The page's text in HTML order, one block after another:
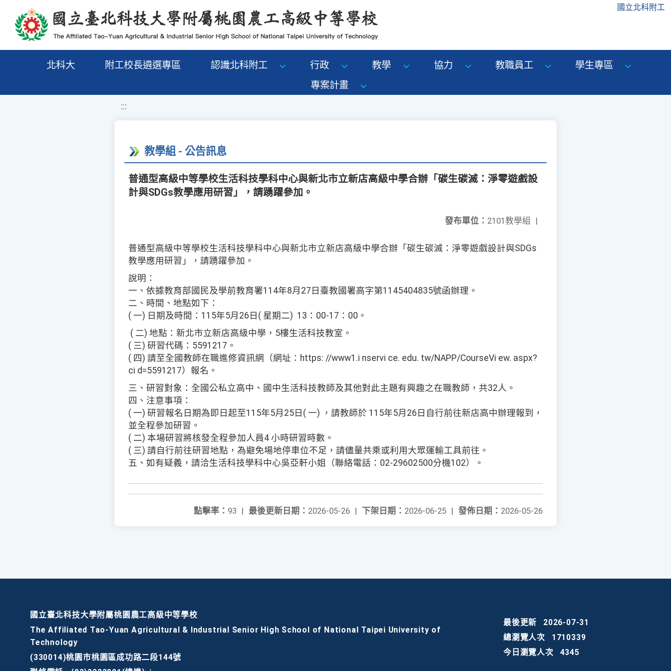
移至網頁之主要內容區位置 國立北科附工
北科大 附工校長遴選專區 認識北科附工 行政 教學 協力 教職員工
學生專區
專案計畫
:::
教學組 - 公告訊息
普通型高級中等學校生活科技學科中心與新北市立新店高級中學合辦「碳生碳滅：淨零遊戲設
計與SDGs教學應用研習」，請踴躍參加。
發布單位： 2101教學組 |
普通型高級中等學校生活科技學科中心與新北市立新店高級中學合辦「碳生碳滅：淨零遊戲設計與SDGs
教學應用研習」，請踴躍參加。
說明：
一、依據教育部國民及學前教育署114年8月27日臺教國署高字第1145404835號函辦理。
二、時間、地點如下：
( 一) 日期及時間：115年5月26日( 星期二) 13：00-17：00。
( 二) 地點：新北市立新店高級中學，5樓生活科技教室。
( 三) 研習代碼：5591217。
( 四) 請至全國教師在職進修資訊網（網址：https: //www1.i nservi ce. edu. tw/NAPP/CourseVi ew. aspx?
ci d=5591217）報名。
三、研習對象：全國公私立高中、國中生活科技教師及其他對此主題有興趣之在職教師，共32人。
四、注意事項：
( 一) 研習報名日期為即日起至115年5月25日( 一) ，請教師於 115年5月26日自行前往新店高中辦理報到，
並全程參加研習。
( 二) 本場研習將核發全程參加人員4 小時研習時數。
( 三) 請自行前往研習地點，為避免場地停車位不足，請儘量共乘或利用大眾運輸工具前往。
五、如有疑義，請洽生活科技學科中心吳亞軒小姐（聯絡電話：02-29602500分機102）。
發佈日期： 2026-05-26
下架日期： 2026-06-25 |
最後更新日期： 2026-05-26 |
點擊率： 93 |
國立臺北科技大學附屬桃園農工高級中等學校
The Affiliated Tao-Yuan Agricultural & Industrial Senior High School of National Taipei University of
Technology
(330014)桃園市桃園區成功路二段144號
最後更新
2026-07-31
總瀏覽人次
1710339
今日瀏覽人次
4345